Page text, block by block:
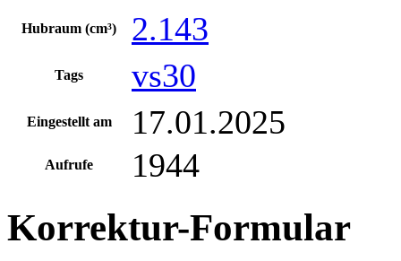
Hubraum (cm³) 2.143
Tags vs30
Eingestellt am 17.01.2025
Aufrufe 1944
Korrektur-Formular